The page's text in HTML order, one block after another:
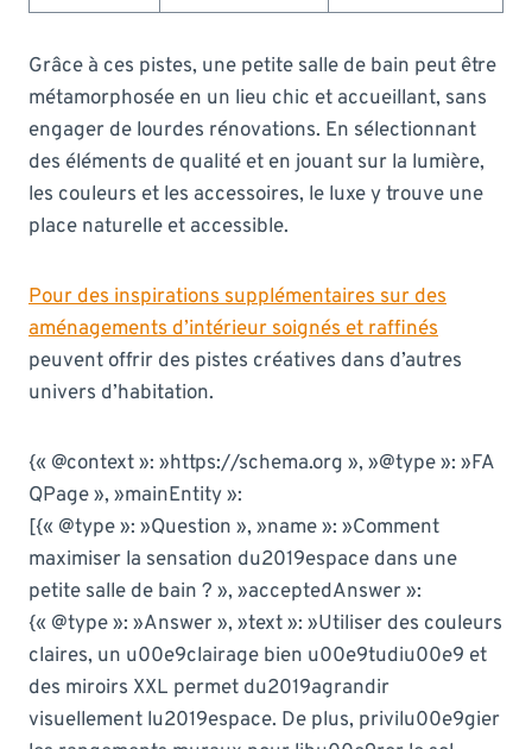
Grâce à ces pistes, une petite salle de bain peut être
métamorphosée en un lieu chic et accueillant, sans
engager de lourdes rénovations. En sélectionnant
des éléments de qualité et en jouant sur la lumière,
les couleurs et les accessoires, le luxe y trouve une
place naturelle et accessible.
Pour des inspirations supplémentaires sur des
aménagements d’intérieur soignés et raffinés
peuvent offrir des pistes créatives dans d’autres
univers d’habitation.
{« @context »: »https://schema.org », »@type »: »FA
QPage », »mainEntity »:
[{« @type »: »Question », »name »: »Comment
maximiser la sensation du2019espace dans une
petite salle de bain ? », »acceptedAnswer »:
{« @type »: »Answer », »text »: »Utiliser des couleurs
claires, un u00e9clairage bien u00e9tudiu00e9 et
des miroirs XXL permet du2019agrandir
visuellement lu2019espace. De plus, privilu00e9gier